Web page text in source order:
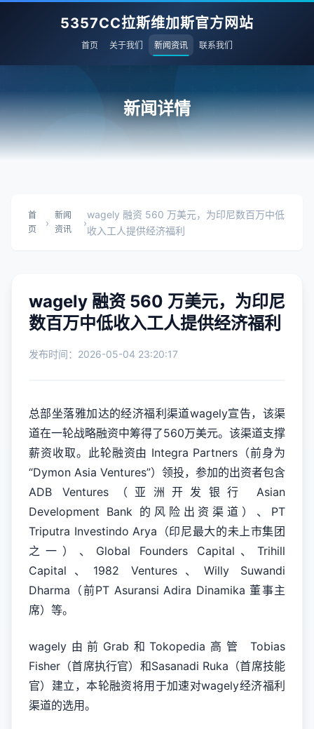
5357CC拉斯维加斯官方网站
首页 关于我们 新闻资讯 联系我们
新闻详情
首
页
›
新闻
资讯
›
wagely 融资 560 万美元，为印尼数百万中低
收入工人提供经济福利
wagely 融资 560 万美元，为印尼
数百万中低收入工人提供经济福利
发布时间：2026-05-04 23:20:17
总部坐落雅加达的经济福利渠道wagely宣告，该渠
道在一轮战略融资中筹得了560万美元。该渠道支撑
薪资收取。此轮融资由 Integra Partners（前身为
“Dymon Asia Ventures”）领投，参加的出资者包含
ADB Ventures（亚洲开发银行 Asian
Development Bank 的风险出资渠道）、PT
Triputra Investindo Arya（印尼最大的未上市集团
之一）、Global Founders Capital、Trihill
Capital、1982 Ventures、Willy Suwandi
Dharma（前PT Asuransi Adira Dinamika 董事主
席）等。
wagely由前Grab和Tokopedia高管 Tobias
Fisher（首席执行官）和Sasanadi Ruka（首席技能
官）建立，本轮融资将用于加速对wagely经济福利
渠道的选用。